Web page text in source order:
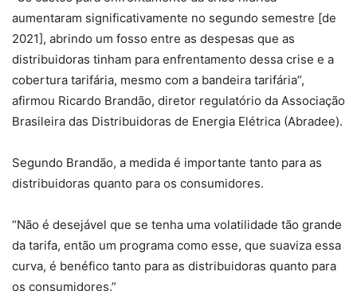
aumentaram significativamente no segundo semestre [de
2021], abrindo um fosso entre as despesas que as
distribuidoras tinham para enfrentamento dessa crise e a
cobertura tarifária, mesmo com a bandeira tarifária”,
afirmou Ricardo Brandão, diretor regulatório da Associação
Brasileira das Distribuidoras de Energia Elétrica (Abradee).
Segundo Brandão, a medida é importante tanto para as
distribuidoras quanto para os consumidores.
“Não é desejável que se tenha uma volatilidade tão grande
da tarifa, então um programa como esse, que suaviza essa
curva, é benéfico tanto para as distribuidoras quanto para
os consumidores.”